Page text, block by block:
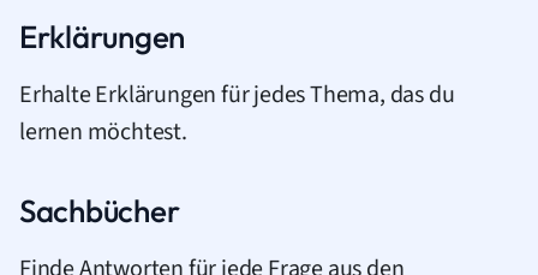
Erklärungen
Erhalte Erklärungen für jedes Thema, das du
lernen möchtest.
Sachbücher